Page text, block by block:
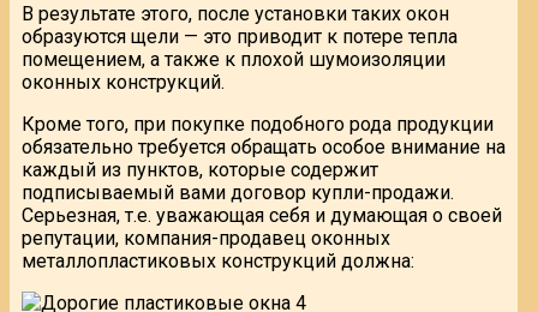
В результате этого, после установки таких окон
образуются щели — это приводит к потере тепла
помещением, а также к плохой шумоизоляции
оконных конструкций.
Кроме того, при покупке подобного рода продукции
обязательно требуется обращать особое внимание на
каждый из пунктов, которые содержит
подписываемый вами договор купли-продажи.
Серьезная, т.е. уважающая себя и думающая о своей
репутации, компания-продавец оконных
металлопластиковых конструкций должна: